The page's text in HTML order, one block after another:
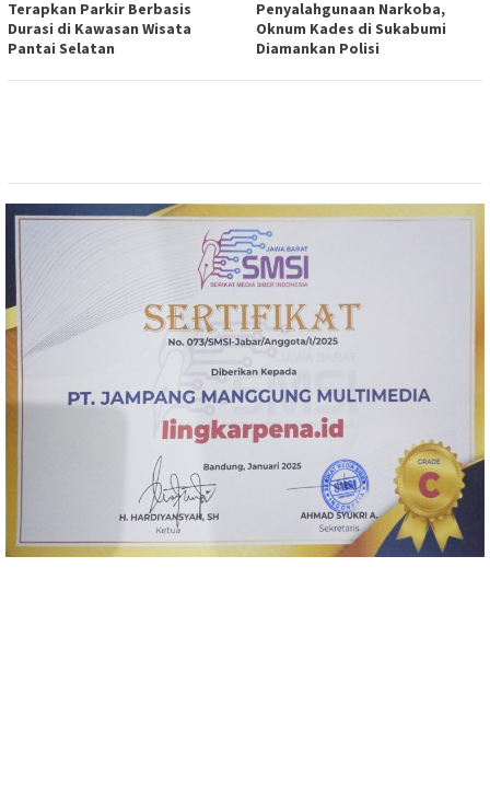
Terapkan Parkir Berbasis
Durasi di Kawasan Wisata
Pantai Selatan
Penyalahgunaan Narkoba,
Oknum Kades di Sukabumi
Diamankan Polisi